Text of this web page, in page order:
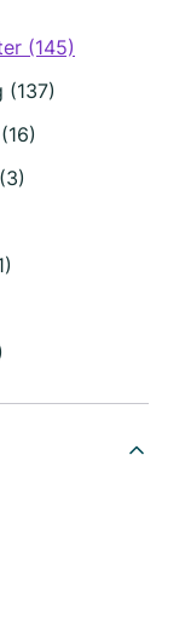
(145)
(137)